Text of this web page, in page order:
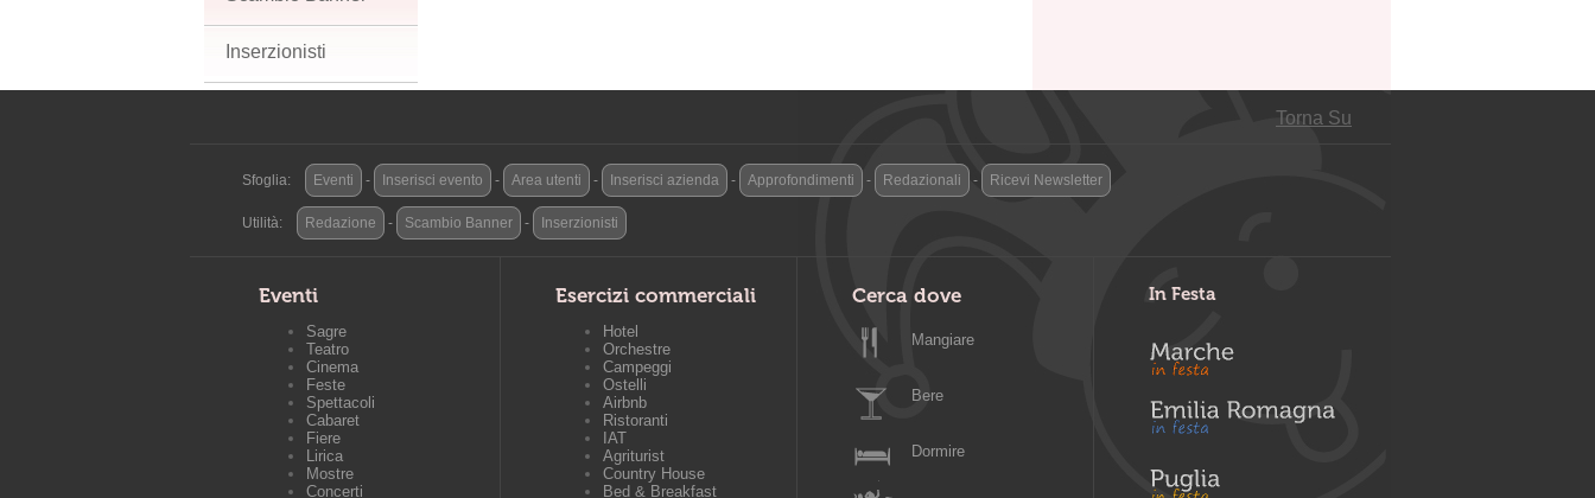
Inserzionisti
Torna Su
Sfoglia: Eventi - Inserisci evento - Area utenti - Inserisci azienda - Approfondimenti - Redazionali - Ricevi Newsletter
Utilità: Redazione - Scambio Banner - Inserzionisti
Eventi
Sagre
Teatro
Cinema
Feste
Spettacoli
Cabaret
Fiere
Lirica
Mostre
Concerti
Esercizi commerciali
Hotel
Orchestre
Campeggi
Ostelli
Airbnb
Ristoranti
IAT
Agriturist
Country House
Bed & Breakfast
Cerca dove
Mangiare
Bere
Dormire
In Festa